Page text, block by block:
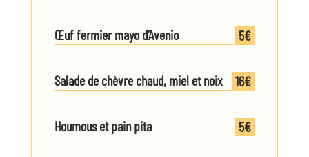
Œuf fermier mayo d’Avenio 5€
Salade de chèvre chaud, miel et noix 5€
16€
16€
Houmous et pain pita 4€
5€